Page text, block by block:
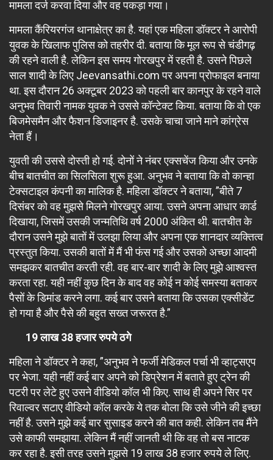
मामला दर्ज करवा दिया और वह पकड़ा गया।
मामला कैंरियरगंज थानाक्षेत्र का है. यहां एक महिला डॉक्टर ने आरोपी
युवक के खिलाफ पुलिस को तहरीर दी. बताया कि मूल रूप से चंडीगढ़
की रहने वाली है. लेकिन इस समय गोरखपुर में रहती है. उसने पिछले
साल शादी के लिए Jeevansathi.com पर अपना प्रोफाइल बनाया
था. इस दौरान 26 अक्टूबर 2023 को पहली बार कानपुर के रहने वाले
अनुभव तिवारी नामक युवक ने उससे कॉन्टेक्ट किया. बताया कि वो एक
बिजमेसमैन और फैशन डिजाइनर है. उसके चाचा जाने माने कांग्रेस
नेता हैं।
युवती की उससे दोस्ती हो गई. दोनों ने नंबर एक्सचेंज किया और उनके
बीच बातचीत का सिलसिला शुरू हुआ. अनुभव ने बताया कि वो कान्हा
टेक्सटाइल कंपनी का मालिक है. महिला डॉक्टर ने बताया, ”बीते 7
दिसंबर को वह मुझसे मिलने गोरखपुर आया. उसने अपना आधार कार्ड
दिखाया, जिसमें उसकी जन्मतिथि वर्ष 2000 अंकित थी. बातचीत के
दौरान उसने मुझे बातों में उलझा लिया और अपना एक शानदार व्यक्तित्व
प्रस्तुत किया. उसकी बातों में मैं भी फंस गई और उसको अच्छा आदमी
समझकर बातचीत करती रही. वह बार-बार शादी के लिए मुझे आश्वस्त
करता रहा. यही नहीं कुछ दिन के बाद वह कोई न कोई समस्या बताकर
पैसों के डिमांड करने लगा. कई बार उसने बताया कि उसका एक्सीडेंट
हो गया है और पैसे की बहुत सख्त जरूरत है.”
19 लाख 38 हजार रुपये ठगे
महिला ने डॉक्टर ने कहा, ”अनुभव ने फर्जी मेडिकल पर्चा भी व्हाट्सएप
पर भेजा. यही नहीं कई बार अपने को डिप्रेशन में बताते हुए ट्रेन की
पटरी पर लेटे हुए उसने वीडियो कॉल भी किए. साथ ही अपने सिर पर
रिवाल्वर सटाए वीडियो कॉल करके ये तक बोला कि उसे जीने की इच्छा
नहीं है. उसने मुझे कई बार सुसाइड करने की बात कही. लेकिन तब मैंने
उसे काफी समझाया. लेकिन मैं नहीं जानती थी कि वह तो बस नाटक
कर रहा है. इसी तरह उसने मुझसे 19 लाख 38 हजार रुपये ले लिए.